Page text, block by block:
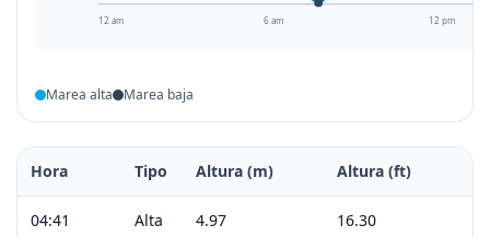
12 am 6 am 12 pm
Marea alta Marea baja
Hora Tipo Altura (m) Altura (ft)
04:41 Alta 4.97 16.30